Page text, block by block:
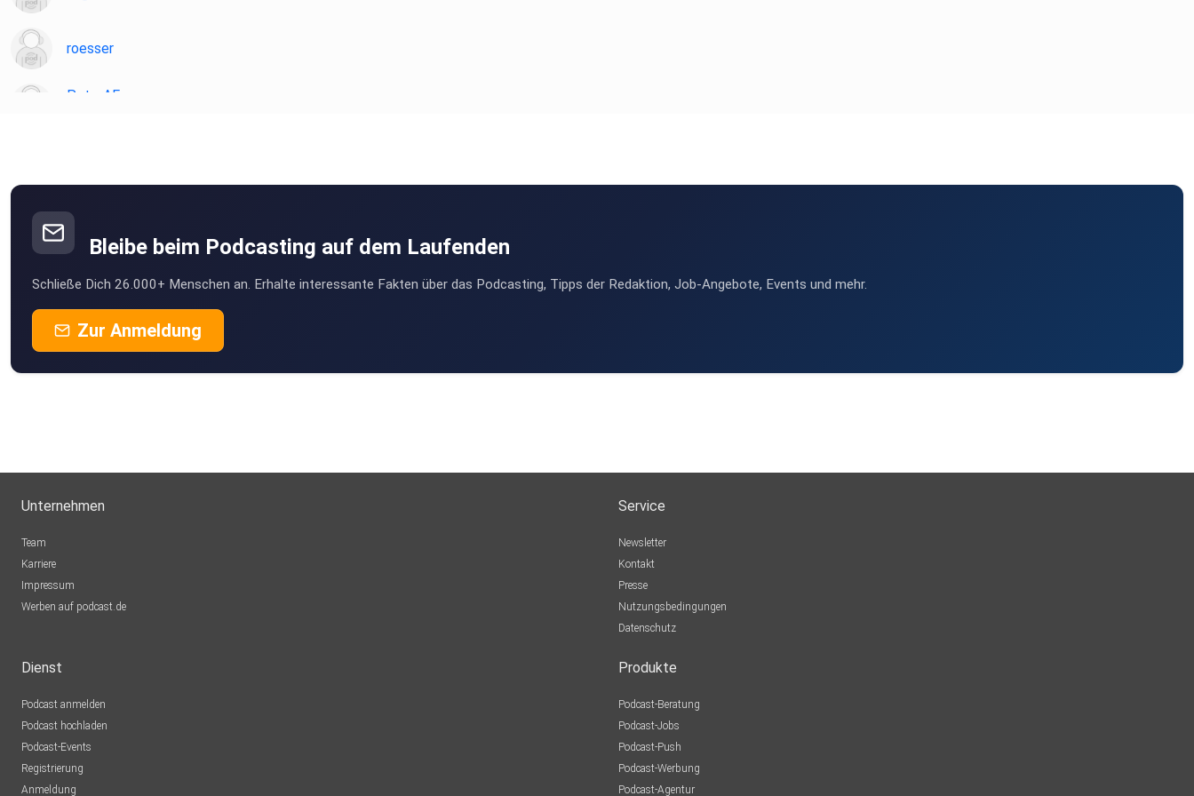
roesser
PeterAF
ghospach
Karlsruhe
Felix1928
Düsseldorf
MSWMGPodcast
Bleibe beim Podcasting auf dem Laufenden
Schließe Dich 26.000+ Menschen an. Erhalte interessante Fakten über das Podcasting, Tipps der Redaktion, Job-Angebote, Events und mehr.
Zur Anmeldung
Unternehmen
Team
Karriere
Impressum
Werben auf podcast.de
Service
Newsletter
Kontakt
Presse
Nutzungsbedingungen
Datenschutz
Dienst
Podcast anmelden
Podcast hochladen
Podcast-Events
Registrierung
Anmeldung
Produkte
Podcast-Beratung
Podcast-Jobs
Podcast-Push
Podcast-Werbung
Podcast-Agentur